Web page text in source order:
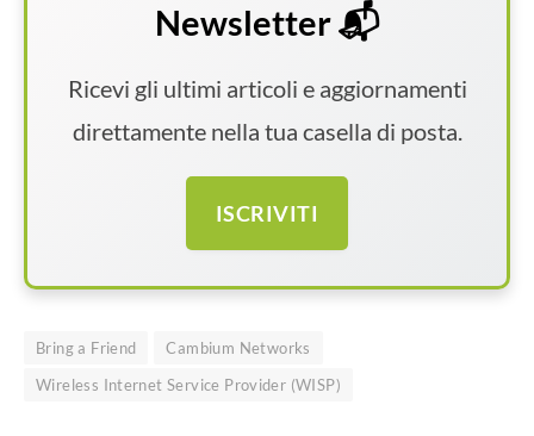
Newsletter 📬
Ricevi gli ultimi articoli e aggiornamenti
direttamente nella tua casella di posta.
ISCRIVITI
Bring a Friend
Cambium Networks
Wireless Internet Service Provider (WISP)